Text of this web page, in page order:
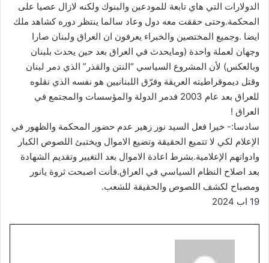
الدولارات التي هاي تابعة للمودعين والبنوك ولكنه لازال عصيا على
المحكمة.وحتى حققت معه دول وعاد سالما ينتظر دوره كشاهد ملك
ايضا .وجميع المختصين والخبراء يعرفون ان العراق ولبنان صارا
وجهان لعملة واحدة (ومايحدث في العراق بعد حين يحدث بلبنان
وبالعكس) لأن المشروع السياسي “النتن والقذر” الذي دمر لبنان
وقتل ديموقراطيته العريقة وفرّق اللبنانيين هو نفسه الذي نقلوه
للعراق بعد عام 2003 فدمر الدولة والمؤسسات والمجتمع في
العراق !
‫سادسا‬:- خيرا فعل السيد نور زهير عدم حضور المحكمة والظهور في
الإعلام لكي لا تتميع الحقيقة وتضيع الاموال ويختبئ اللصوص الكبار
وادواتهم الإعلامية.بشرط اعادة الاموال بعد التغيير وتقديم الشهادة
بعد اصلاح النظام السياسي في العراق.فأنت اصبحت ثروة يانور
ومصباح لكشف اللصوص والحقيقة للشعب.
19 اب 2024